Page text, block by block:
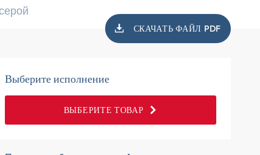
СКАЧАТЬ ФАЙЛ PDF
Выберите исполнение
ВЫБЕРИТЕ ТОВАР